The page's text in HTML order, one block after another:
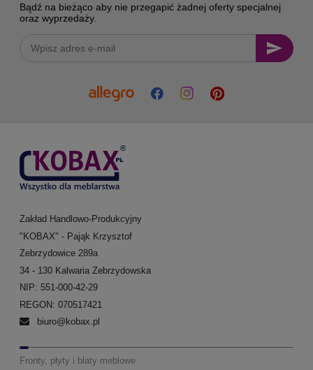
Bądź na bieżąco aby nie przegapić żadnej oferty specjalnej
oraz wyprzedaży.
Zakład Handlowo-Produkcyjny
"KOBAX" - Pająk Krzysztof
Zebrzydowice 289a
34 - 130 Kalwaria Zebrzydowska
NIP: 551-000-42-29
REGON: 070517421
biuro@kobax.pl
Fronty, płyty i blaty meblowe